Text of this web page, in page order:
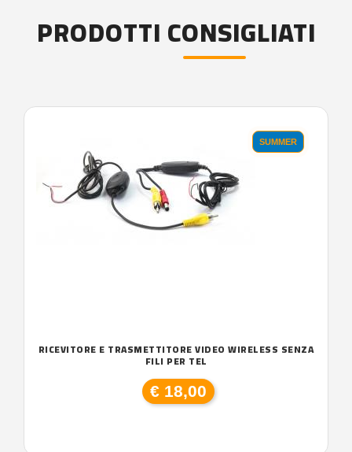
PRODOTTI CONSIGLIATI
SUMMER
RICEVITORE E TRASMETTITORE VIDEO WIRELESS SENZA
FILI PER TEL
€ 18,00